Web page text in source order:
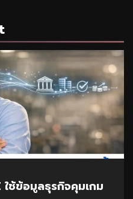
ช้ข้อมูลธุรกิจคุมเกม